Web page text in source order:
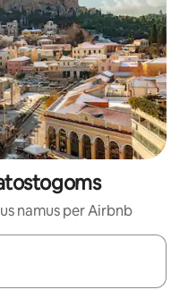
namus per Airbnb
juos naršyti galite